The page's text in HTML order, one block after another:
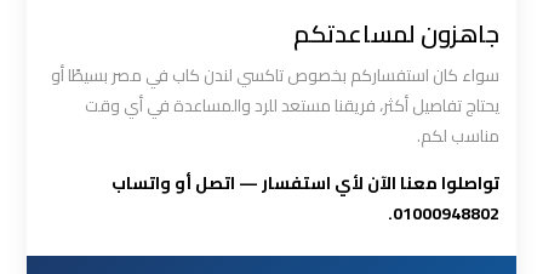
جاهزون لمساعدتكم
سواء كان استفساركم بخصوص تاكسي لندن كاب في مصر بسيطًا أو
يحتاج تفاصيل أكثر، فريقنا مستعد للرد والمساعدة في أي وقت
مناسب لكم.
تواصلوا معنا الآن لأي استفسار — اتصل أو واتساب
01000948802.
ليموزين
القاهرة
اسكندرية
ليموزين
مطار